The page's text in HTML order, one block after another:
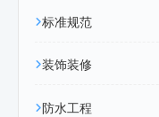
标准规范
装饰装修
防水工程